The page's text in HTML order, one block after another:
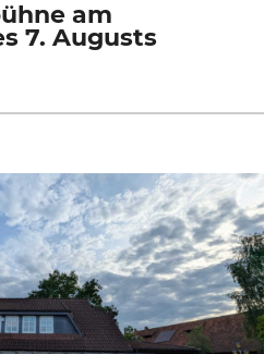
am
7. Augusts